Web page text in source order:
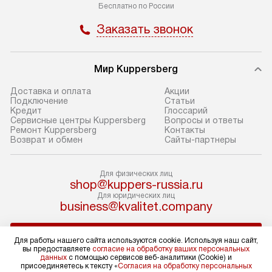
В оговоренный день служба
доставки доставит упакованный
прибор до подъезда. Если
требуется перенос прибора
до двери квартиры или до места
согласуйте это с менеджером.
За данную услугу взимается
дополнительная плата. Обратите
внимание на размеры прибора: если
они не позволяют пронести его
через дверной проем,
то сотрудники транспортной
службы не смогут демонтировать
дверцы, ручки или другие
выступающие элементы, так как это
может повлечь отказ в проведении
гарантийного ремонта в будущем.
при
отдельных
по уровню, а
к
После этого
консультация
не входят:
коммуникаций,
материалы,
и
Бесплатно по России
Заказать звонок
Мир Kuppersberg
Доставка и оплата
Подключение
Кредит
Сервисные центры Kuppersberg
Ремонт Kuppersberg
Возврат и обмен
Акции
Cтатьи
Глоссарий
Вопросы и ответы
Контакты
Сайты-партнеры
Для физических лиц
shop@kuppers-russia.ru
Для юридических лиц
business@kvalitet.company
Политика конфиденциальности
Для работы нашего сайта используются cookie. Используя наш сайт,
вы предоставляете согласие на обработку ваших персональных
данных с помощью сервисов веб-аналитики (Cookie) и
присоединяетесь к тексту «Согласия на обработку персональных